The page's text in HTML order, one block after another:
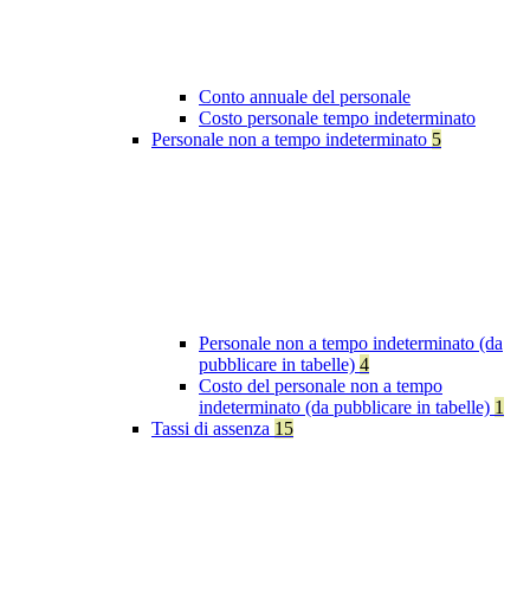
Conto annuale del personale
Costo personale tempo indeterminato
Personale non a tempo indeterminato 5
Personale non a tempo indeterminato (da
pubblicare in tabelle) 4
Costo del personale non a tempo
indeterminato (da pubblicare in tabelle) 1
Tassi di assenza 15